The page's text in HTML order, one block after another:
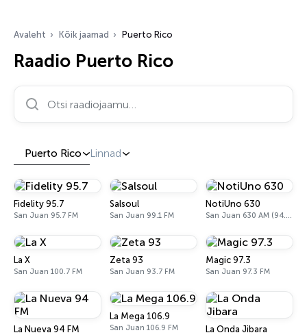
Avaleht Kõik jaamad Puerto Rico
Raadio Puerto Rico
Otsi raadiojaamu…
Puerto Rico Linnad
Fidelity 95.7
San Juan 95.7 FM
Salsoul
San Juan 99.1 FM
NotiUno 630
San Juan 630 AM (94.3 FM translator W232DH)
La X
San Juan 100.7 FM
Zeta 93
San Juan 93.7 FM
Magic 97.3
San Juan 97.3 FM
La Nueva 94 FM
La Mega 106.9
San Juan 106.9 FM La Onda Jibara